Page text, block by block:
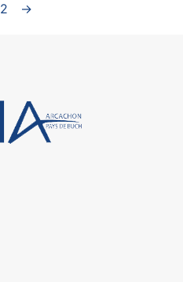
2 →